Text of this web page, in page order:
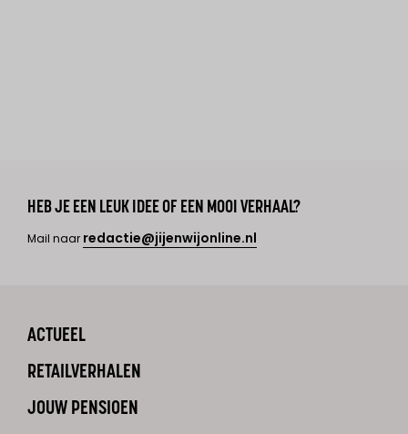
HEB JE EEN LEUK IDEE OF EEN MOOI VERHAAL?
Mail naar redactie@jijenwijonline.nl
ACTUEEL
RETAILVERHALEN
JOUW PENSIOEN